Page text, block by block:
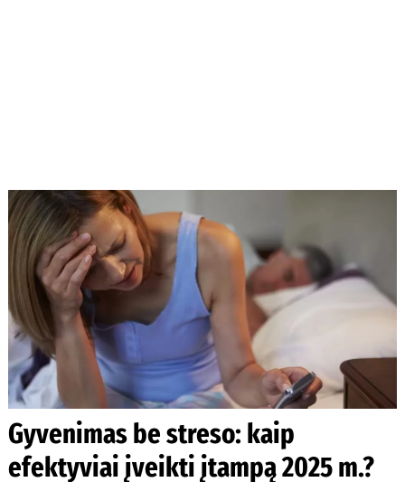
Gyvenimas be streso: kaip
efektyviai įveikti įtampą 2025 m.?